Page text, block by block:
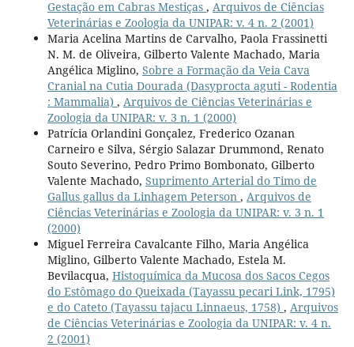
Gestação em Cabras Mestiças , Arquivos de Ciências
Veterinárias e Zoologia da UNIPAR: v. 4 n. 2 (2001)
Maria Acelina Martins de Carvalho, Paola Frassinetti
N. M. de Oliveira, Gilberto Valente Machado, Maria
Angélica Miglino, Sobre a Formação da Veia Cava
Cranial na Cutia Dourada (Dasyprocta aguti - Rodentia
: Mammalia) , Arquivos de Ciências Veterinárias e
Zoologia da UNIPAR: v. 3 n. 1 (2000)
Patrícia Orlandini Gonçalez, Frederico Ozanan
Carneiro e Silva, Sérgio Salazar Drummond, Renato
Souto Severino, Pedro Primo Bombonato, Gilberto
Valente Machado, Suprimento Arterial do Timo de
Gallus gallus da Linhagem Peterson , Arquivos de
Ciências Veterinárias e Zoologia da UNIPAR: v. 3 n. 1
(2000)
Miguel Ferreira Cavalcante Filho, Maria Angélica
Miglino, Gilberto Valente Machado, Estela M.
Bevilacqua, Histoquímica da Mucosa dos Sacos Cegos
do Estômago do Queixada (Tayassu pecari Link, 1795)
e do Cateto (Tayassu tajacu Linnaeus, 1758) , Arquivos
de Ciências Veterinárias e Zoologia da UNIPAR: v. 4 n.
2 (2001)